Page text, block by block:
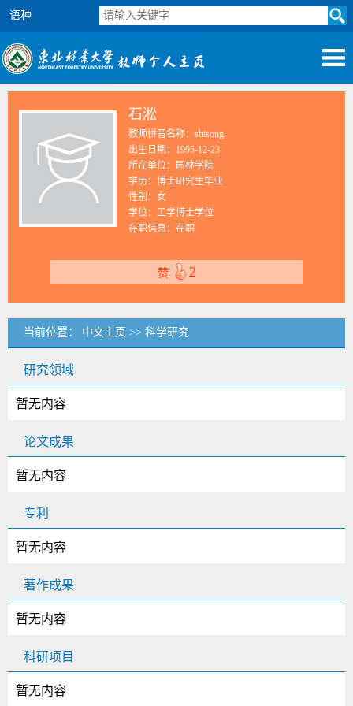
语种
石淞
教师拼音名称：shisong
出生日期：1995-12-23
所在单位：园林学院
学历：博士研究生毕业
性别：女
学位：工学博士学位
在职信息：在职
赞 2
当前位置： 中文主页 >> 科学研究
研究领域
暂无内容
论文成果
暂无内容
专利
暂无内容
著作成果
暂无内容
科研项目
暂无内容